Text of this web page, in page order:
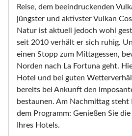
Reise, dem beeindruckenden
jüngster und aktivster Vulkan
Natur ist aktuell jedoch wohl
seit 2010 verhält er sich ruhig.
einen Stopp zum Mittagessen,
Norden nach La Fortuna geht.
Hotel und bei guten
bereits bei Ankunft den
bestaunen. Am Nachmittag steht
dem Programm: Genießen Sie
Ihres Hotels.